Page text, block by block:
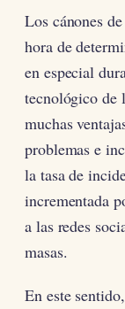
Los cánones
hora de
en especial
tecnológico de
muchas
problemas e
la tasa de
incrementada
a las redes
masas.
En este